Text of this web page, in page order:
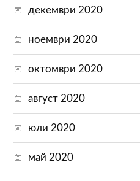
декември 2020
ноември 2020
октомври 2020
август 2020
юли 2020
май 2020